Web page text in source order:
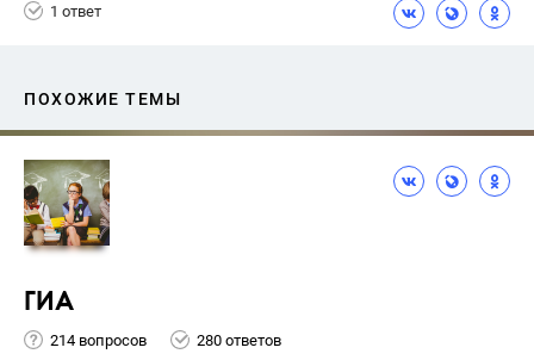
1 ответ
ПОХОЖИЕ ТЕМЫ
ГИА
214 вопросов 280 ответов